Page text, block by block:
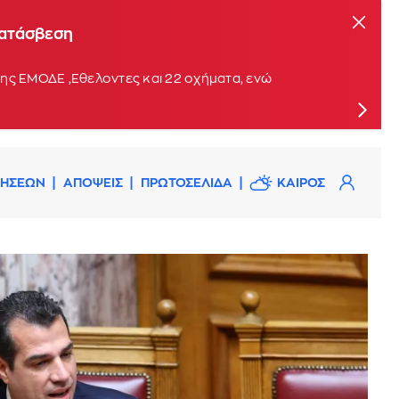
ΕΜΟΔΕ ,Εθελοντες και 22 οχήματα, ενώ
ΑΠΟΨΕΙΣ ΠΡΩΤΟΣΕΛΙΔΑ ΚΑΙΡΟΣ